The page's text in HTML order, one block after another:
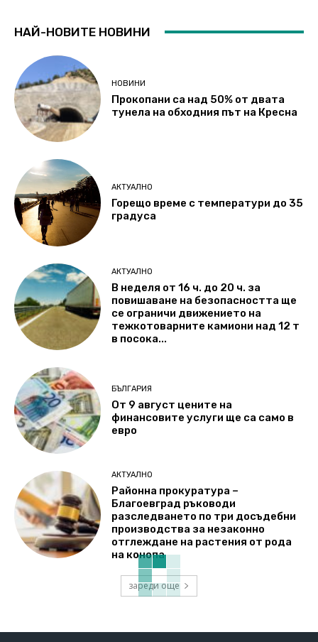
НАЙ-НОВИТЕ НОВИНИ
НОВИНИ
Прокопани са над 50% от двата
тунела на обходния път на Кресна
АКТУАЛНО
Горещо време с температури до 35
градуса
АКТУАЛНО
В неделя от 16 ч. до 20 ч. за
повишаване на безопасността ще
се ограничи движението на
тежкотоварните камиони над 12 т
в посока...
БЪЛГАРИЯ
От 9 август цените на
финансовите услуги ще са само в
евро
АКТУАЛНО
Районна прокуратура –
Благоевград ръководи
разследването по три досъдебни
производства за незаконно
отглеждане на растения от рода
на конопа
зареди още